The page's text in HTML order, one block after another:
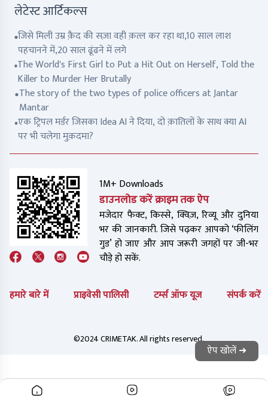
लेटेस्ट आर्टिकल्स
जिसे मिली उम्र क़ैद की सज़ा वही क़त्ल कर रहा था,10 साल लाश
पहचानने में,20 साल ढूंढने में लगे
The World's First Girl to Put a Hit Out on Herself, Told the
Killer to Murder Her Brutally
The story of the two types of police officers at Jantar
Mantar
एक ट्रिपल मर्डर जिसका Idea AI ने दिया, दो क़ातिलों के साथ क्या AI
पर भी चलेगा मुक़दमा?
1M+ Downloads
डाउनलोड करें क्राइम तक ऐप
मजेदार फैक्ट, किस्से, क्विज़, रिव्यू और दुनिया
भर की जानकारी. जिसे पढ़कर आपको ‘फीलिंग
गुड’ हो जाए और आप जरूरी जगहों पर जी-भर
चौड़े हो सकें.
हमारे बारे में प्राइवेसी पालिसी टर्म्स ऑफ यूज संपर्क करें
©2024 CRIMETAK. All rights reserved.
ऐप खोलें ➜